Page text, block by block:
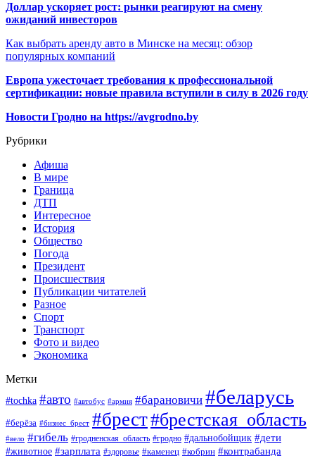
Доллар ускоряет рост: рынки реагируют на смену
ожиданий инвесторов
Как выбрать аренду авто в Минске на месяц: обзор
популярных компаний
Европа ужесточает требования к профессиональной
сертификации: новые правила вступили в силу в 2026 году
Новости Гродно на https://avgrodno.by
Рубрики
Афиша
В мире
Граница
ДТП
Интересное
История
Общество
Погода
Президент
Происшествия
Публикации читателей
Разное
Спорт
Транспорт
Фото и видео
Экономика
Метки
#tochka #авто #автобус #армия #барановичи #беларусь
#берёза #бизнес_брест #брест#брестская_область
#вело #гибель #гродненская_область #гродно #дальнобойщик #дети
#животное #зарплата #здоровье #каменец #кобрин #контрабанда